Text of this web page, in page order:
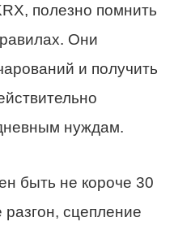
полезно помнить
Они
и получить
нуждам.
быть не короче 30
разгон, сцепление